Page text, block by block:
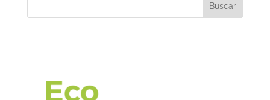
Buscar